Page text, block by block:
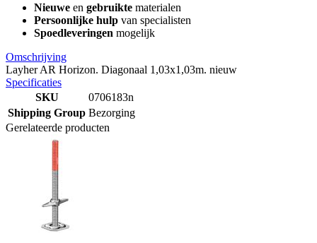
Nieuwe en gebruikte materialen
Persoonlijke hulp van specialisten
Spoedleveringen mogelijk
Omschrijving
Layher AR Horizon. Diagonaal 1,03x1,03m. nieuw
Specificaties
SKU
0706183n
Shipping Group Bezorging
Gerelateerde producten